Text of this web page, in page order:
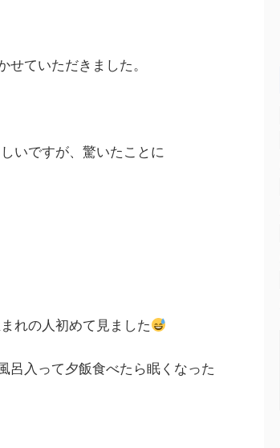
ていただきました。
いですが、驚いたことに
れの人初めて見ました
呂入って夕飯食べたら眠くなった